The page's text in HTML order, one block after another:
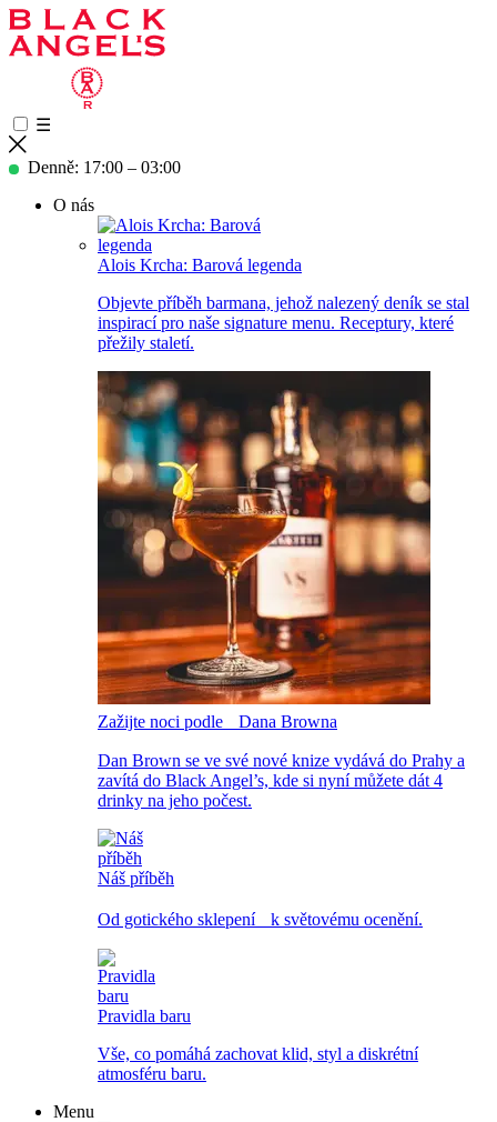
☰
Denně: 17:00 – 03:00
O nás
Alois Krcha: Barová legenda
Objevte příběh barmana, jehož nalezený deník se stal
inspirací pro naše signature menu. Receptury, které
přežily staletí.
Zažijte noci podle Dana Browna
Dan Brown se ve své nové knize vydává do Prahy a
zavítá do Black Angel’s, kde si nyní můžete dát 4
drinky na jeho počest.
Náš příběh
Od gotického sklepení k světovému ocenění.
Pravidla baru
Vše, co pomáhá zachovat klid, styl a diskrétní
atmosféru baru.
Menu